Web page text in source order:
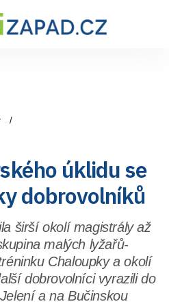
úklidu se
dobrovolníků
širší okolí magistrály až
malých lyžařů-
Chaloupky a okolí
dobrovolníci vyrazili do
a na Bučinskou